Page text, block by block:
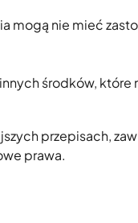
mogą nie mieć
środków, które
przepisach,
prawa.